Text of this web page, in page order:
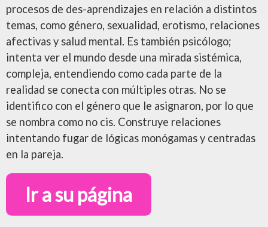
procesos de des-aprendizajes en relación a distintos
temas, como género, sexualidad, erotismo, relaciones
afectivas y salud mental. Es también psicólogo;
intenta ver el mundo desde una mirada sistémica,
compleja, entendiendo como cada parte de la
realidad se conecta con múltiples otras. No se
identifico con el género que le asignaron, por lo que
se nombra como no cis. Construye relaciones
intentando fugar de lógicas monógamas y centradas
en la pareja.
Ir a su página